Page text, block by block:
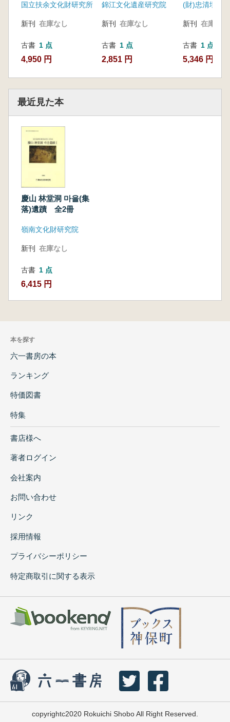
国立扶余文化財研究所
新刊 在庫なし
古書 1 点
4,950 円
錦江文化遺産研究院
新刊 在庫なし
古書 1 点
2,851 円
新刊 在庫なし
古書 1 点
5,346 円
最近見た本
慶山 林堂洞 마을(集
落)遺蹟 全2冊
嶺南文化財研究院
新刊 在庫なし
古書 1 点
6,415 円
本を探す
六一書房の本
ランキング
特価図書
特集
書店様へ
著者ログイン
会社案内
お問い合わせ
リンク
採用情報
プライバシーポリシー
特定商取引に関する表示
copyrightc2020 Rokuichi Shobo All Right Reserved.